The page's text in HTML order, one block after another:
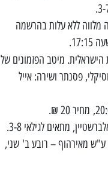
בעלות של 10 ₪ למשתתף – הורה מלווה ללא עלות בהרשמה
הישראלית. מיטב הפזמונים של
פסנתר ושירה: אייל
מתאים לגילאי 3-8.
ע"ש מאירהוף – רובע ב' שני,